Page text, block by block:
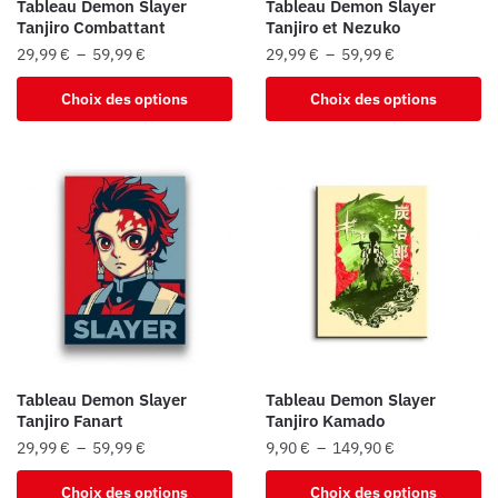
page
du
produit
page
du
produit
Tableau Demon Slayer
Tanjiro Combattant
29,99€ – 59,99€
de
prix :
29,99 €
59,99 €
Choix des options
produit
plusieurs
variations.
choisies
page
du
produit
Tableau Demon Slayer
Tanjiro et Nezuko
29,99€ – 59,99€
de
prix :
29,99 €
Choix des options
produit
variations.
choisies
page
du
produit
Tableau Demon Slayer
Tanjiro Fanart
29,99€ – 59,99€
de
Choix des options
Tableau Demon Slayer
Tanjiro Kamado
9,90€ – 149,90€
de
Choix des options